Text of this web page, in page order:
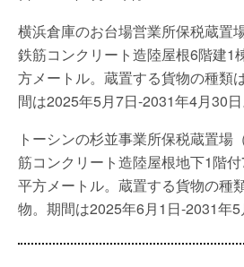
横浜倉庫のお台場営業所保税蔵置
鉄筋コンクリート造陸屋根6階建1
方メートル。蔵置する貨物の種類
間は2025年5月7日-2031年4月30日
トーシンの杉並事業所保税蔵置場
筋コンクリート造陸屋根地下1階
平方メートル。蔵置する貨物の種
物。期間は2025年6月1日-2031年5